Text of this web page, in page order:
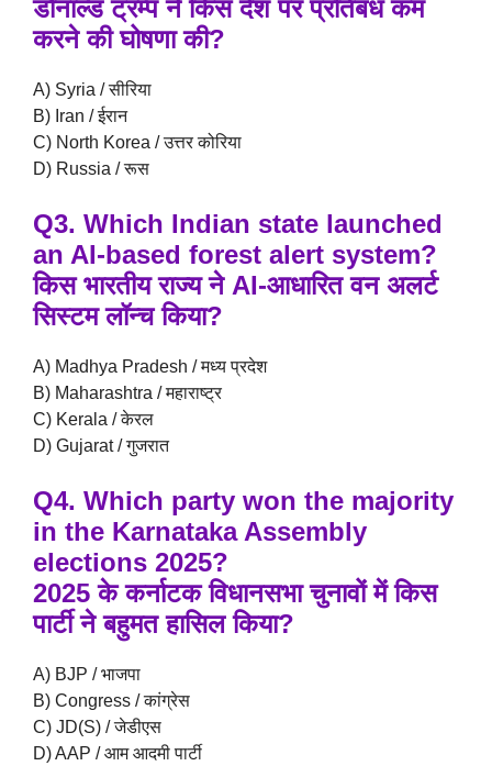
डोनाल्ड ट्रम्प ने किस देश पर प्रतिबंध कम
करने की घोषणा की?
A) Syria / सीरिया
B) Iran / ईरान
C) North Korea / उत्तर कोरिया
D) Russia / रूस
Q3. Which Indian state launched
an AI-based forest alert system?
किस भारतीय राज्य ने AI-आधारित वन अलर्ट
सिस्टम लॉन्च किया?
A) Madhya Pradesh / मध्य प्रदेश
B) Maharashtra / महाराष्ट्र
C) Kerala / केरल
D) Gujarat / गुजरात
Q4. Which party won the majority
in the Karnataka Assembly
elections 2025?
2025 के कर्नाटक विधानसभा चुनावों में किस
पार्टी ने बहुमत हासिल किया?
A) BJP / भाजपा
B) Congress / कांग्रेस
C) JD(S) / जेडीएस
D) AAP / आम आदमी पार्टी